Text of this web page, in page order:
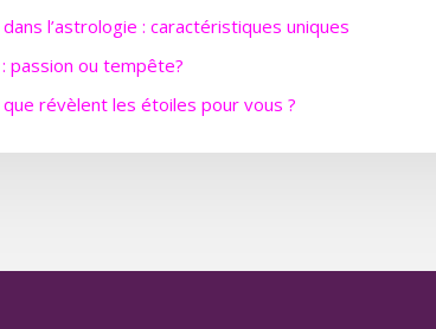
l’astrologie : caractéristiques uniques
passion ou tempête?
révèlent les étoiles pour vous ?